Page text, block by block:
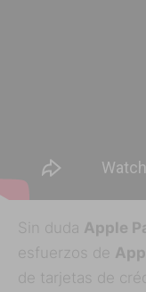
Sin duda Apple
esfuerzos de
de tarjetas de